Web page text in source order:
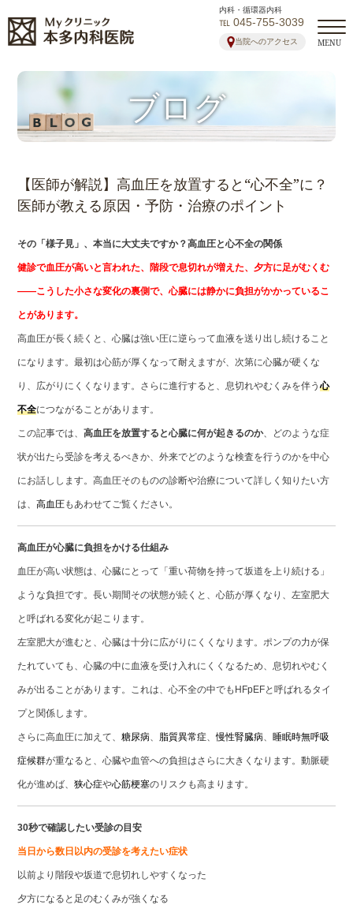
内科・循環器内科
℡ 045-755-3039
当院へのアクセス MENU
ブログ
【医師が解説】高血圧を放置すると“心不全”に？
医師が教える原因・予防・治療のポイント
その「様子見」、本当に大丈夫ですか？高血圧と心不全の関係
健診で血圧が高いと言われた、階段で息切れが増えた、夕方に足がむくむ
――こうした小さな変化の裏側で、心臓には静かに負担がかかっているこ
とがあります。
高血圧が長く続くと、心臓は強い圧に逆らって血液を送り出し続けること
になります。最初は心筋が厚くなって耐えますが、次第に心臓が硬くな
り、広がりにくくなります。さらに進行すると、息切れやむくみを伴う心
不全につながることがあります。
この記事では、高血圧を放置すると心臓に何が起きるのか、どのような症
状が出たら受診を考えるべきか、外来でどのような検査を行うのかを中心
にお話しします。高血圧そのものの診断や治療について詳しく知りたい方
は、高血圧もあわせてご覧ください。
高血圧が心臓に負担をかける仕組み
血圧が高い状態は、心臓にとって「重い荷物を持って坂道を上り続ける」
ような負担です。長い期間その状態が続くと、心筋が厚くなり、左室肥大
と呼ばれる変化が起こります。
左室肥大が進むと、心臓は十分に広がりにくくなります。ポンプの力が保
たれていても、心臓の中に血液を受け入れにくくなるため、息切れやむく
みが出ることがあります。これは、心不全の中でもHFpEFと呼ばれるタイ
プと関係します。
さらに高血圧に加えて、糖尿病、 脂質異常症、慢性腎臓病、 睡眠時無呼吸
症候群が重なると、心臓や血管への負担はさらに大きくなります。動脈硬
化が進めば、狭心症や心筋梗塞のリスクも高まります。
30秒で確認したい受診の目安
当日から数日以内の受診を考えたい症状
以前より階段や坂道で息切れしやすくなった
夕方になると足のむくみが強くなる